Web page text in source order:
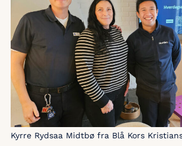
Kyrre Rydsaa Midtbø fra Blå Kors